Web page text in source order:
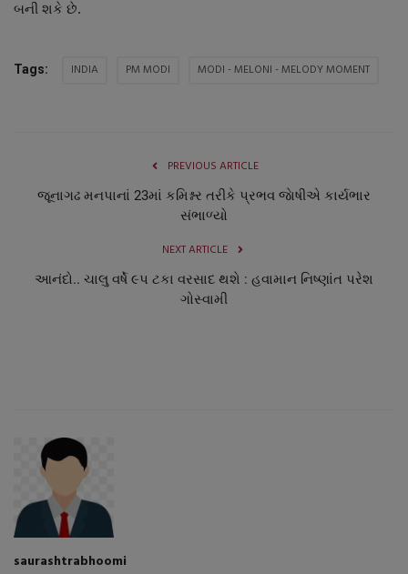
બની શકે છે.
Tags: INDIA PM MODI MODI - MELONI - MELODY MOMENT
PREVIOUS ARTICLE
જૂનાગઢ મનપાનાં 23માં કમિશ્નર તરીકે પ્રભવ જાેષીએ કાર્યભાર
સંભાળ્યો
NEXT ARTICLE
આનંદો.. ચાલુ વર્ષે ૯પ ટકા વરસાદ થશે : હવામાન નિષ્ણાંત પરેશ
ગોસ્વામી
saurashtrabhoomi